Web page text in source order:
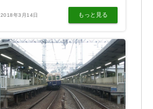
2018年3月14日 もっと見る